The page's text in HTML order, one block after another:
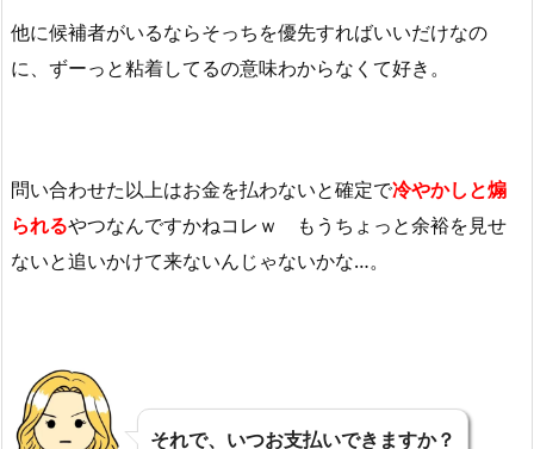
他に候補者がいるならそっちを優先すればいいだけなの
に、ずーっと粘着してるの意味わからなくて好き。
問い合わせた以上はお金を払わないと確定で冷やかしと煽
られるやつなんですかねコレｗ もうちょっと余裕を見せ
ないと追いかけて来ないんじゃないかな…。
それで、いつお支払いできますか？